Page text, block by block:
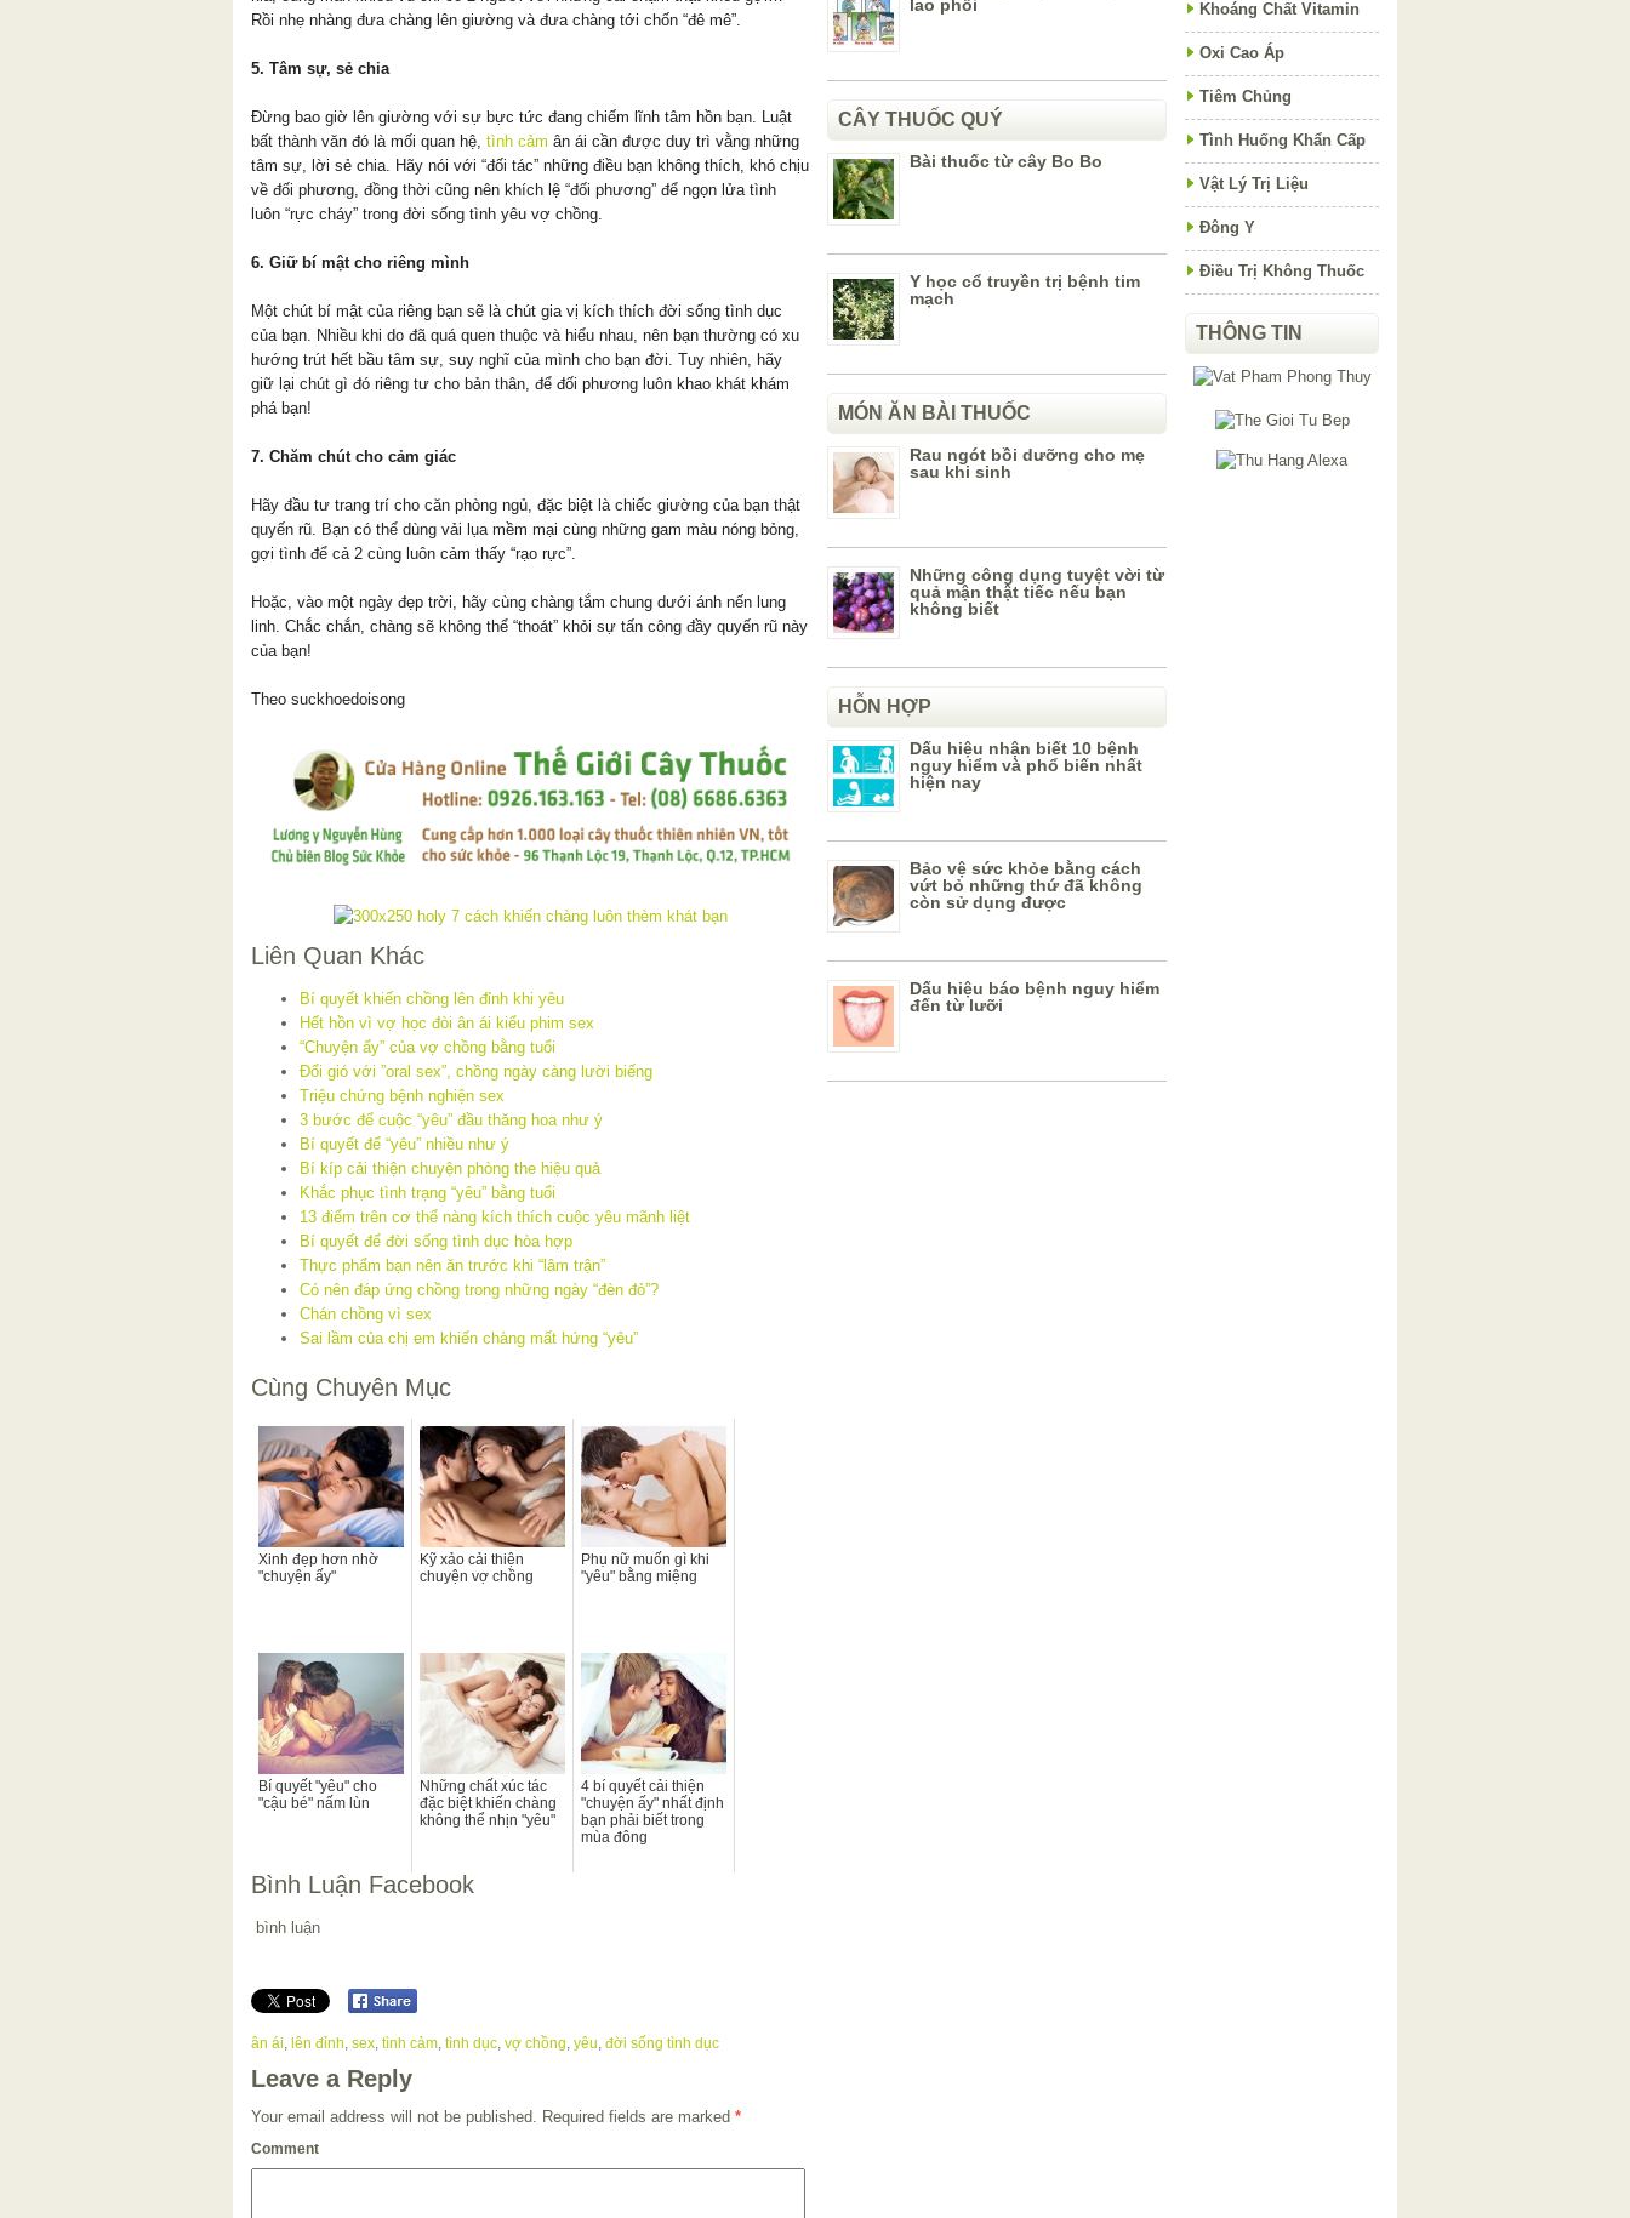
Rồi nhẹ nhàng đưa chàng lên giường và đưa chàng tới chốn “đê mê”.
5. Tâm sự, sẻ chia
Đừng bao giờ lên giường với sự bực tức đang chiếm lĩnh tâm hồn bạn. Luật
bất thành văn đó là mối quan hệ, tình cảm ân ái cần được duy trì vằng những
tâm sự, lời sẻ chia. Hãy nói với “đối tác” những điều bạn không thích, khó chịu
về đối phương, đồng thời cũng nên khích lệ “đối phương” để ngọn lửa tình
luôn “rực cháy” trong đời sống tình yêu vợ chồng.
6. Giữ bí mật cho riêng mình
Một chút bí mật của riêng bạn sẽ là chút gia vị kích thích đời sống tình dục
của bạn. Nhiều khi do đã quá quen thuộc và hiểu nhau, nên bạn thường có xu
hướng trút hết bầu tâm sự, suy nghĩ của mình cho bạn đời. Tuy nhiên, hãy
giữ lại chút gì đó riêng tư cho bản thân, để đối phương luôn khao khát khám
phá bạn!
7. Chăm chút cho cảm giác
Hãy đầu tư trang trí cho căn phòng ngủ, đặc biệt là chiếc giường của bạn thật
quyến rũ. Bạn có thể dùng vải lụa mềm mại cùng những gam màu nóng bỏng,
gợi tình để cả 2 cùng luôn cảm thấy “rạo rực”.
Hoặc, vào một ngày đẹp trời, hãy cùng chàng tắm chung dưới ánh nến lung
linh. Chắc chắn, chàng sẽ không thể “thoát” khỏi sự tấn công đầy quyến rũ này
của bạn!
Theo suckhoedoisong
Liên Quan Khác
Bí quyết khiến chồng lên đỉnh khi yêu
Hết hồn vì vợ học đòi ân ái kiểu phim sex
“Chuyện ấy” của vợ chồng bằng tuổi
Đổi gió với ”oral sex”, chồng ngày càng lười biếng
Triệu chứng bệnh nghiện sex
3 bước để cuộc “yêu” đầu thăng hoa như ý
Bí quyết để “yêu” nhiều như ý
Bí kíp cải thiện chuyện phòng the hiệu quả
Khắc phục tình trạng “yêu” bằng tuổi
13 điểm trên cơ thể nàng kích thích cuộc yêu mãnh liệt
Bí quyết để đời sống tình dục hòa hợp
Thực phẩm bạn nên ăn trước khi “lâm trận”
Có nên đáp ứng chồng trong những ngày “đèn đỏ”?
Chán chồng vì sex
Sai lầm của chị em khiến chàng mất hứng “yêu”
Cùng Chuyên Mục
Xinh đẹp hơn nhờ
"chuyện ấy"
Kỹ xảo cải thiện
chuyện vợ chồng
Phụ nữ muốn gì khi
"yêu" bằng miệng
Bí quyết "yêu" cho
"cậu bé" nấm lùn
Những chất xúc tác
đặc biệt khiến chàng
không thể nhịn "yêu"
4 bí quyết cải thiện
"chuyện ấy" nhất định
bạn phải biết trong
mùa đông
Bình Luận Facebook
bình luận
ân ái lên đỉnh sex tình cảm tình dục vợ chồng yêu đời sống tình dục
Leave a Reply
Your email address will not be published. Required fields are marked *
Comment
lao phổi
CÂY THUỐC QUÝ
Bài thuốc từ cây Bo Bo
Y học cổ truyền trị bệnh tim
mạch
MÓN ĂN BÀI THUỐC
Rau ngót bồi dưỡng cho mẹ
sau khi sinh
Những công dụng tuyệt vời từ
quả mận thật tiếc nếu bạn
không biết
HỖN HỢP
Dấu hiệu nhận biết 10 bệnh
nguy hiểm và phổ biến nhất
hiện nay
Bảo vệ sức khỏe bằng cách
vứt bỏ những thứ đã không
còn sử dụng được
Dấu hiệu báo bệnh nguy hiểm
đến từ lưỡi
Khoáng Chất Vitamin
Oxi Cao Áp
Tiêm Chủng
Tình Huống Khẩn Cấp
Vật Lý Trị Liệu
Đông Y
Điều Trị Không Thuốc
THÔNG TIN